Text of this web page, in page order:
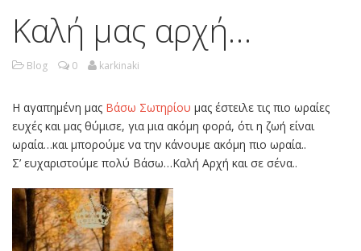
Καλή μας αρχή…
Blog 0 karkinaki
Η αγαπημένη μας Βάσω Σωτηρίου μας έστειλε τις πιο ωραίες
ευχές και μας θύμισε, για μια ακόμη φορά, ότι η ζωή είναι
ωραία…και μπορούμε να την κάνουμε ακόμη πιο ωραία..
Σ’ ευχαριστούμε πολύ Βάσω…Καλή Αρχή και σε σένα..